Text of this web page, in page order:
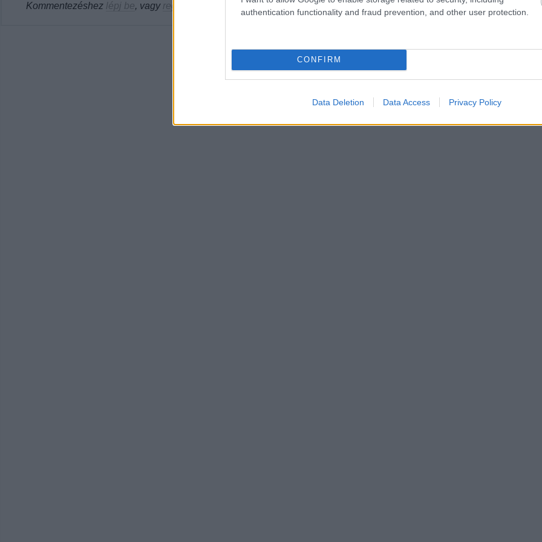
authentication functionality and fraud prevention, and other user protection.
CONFIRM
Data Deletion Data Access Privacy Policy
Kommentezéshez lépj be, vagy regisztrálj Belépés Facebookkal